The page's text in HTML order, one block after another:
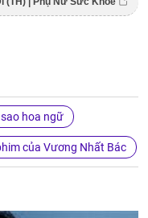
sao hoa ngữ
của Vương Nhất Bác